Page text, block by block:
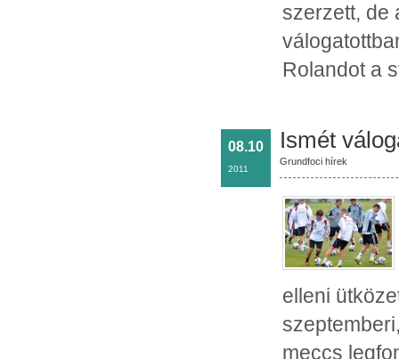
szerzett, de
Rolandot a
08.10
2011
Ismét
Grundfoci hírek
elleni
meccs